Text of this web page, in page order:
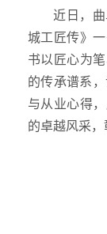
近日，
城工匠传》
书以匠心为
的传承谱系
与从业心得
的卓越风采，